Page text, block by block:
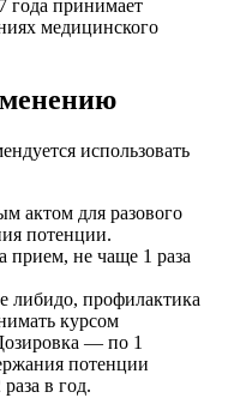
года принимает
медицинского
использовать
актом для разового
потенции.
прием, не чаще 1 раза
либидо, профилактика
курсом
— по 1
потенции
в год.